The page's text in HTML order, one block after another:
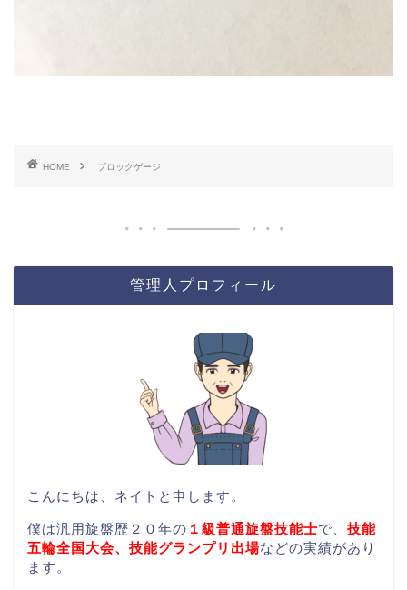
HOME ブロックゲージ
管理人プロフィール
こんにちは、ネイトと申します。
僕は汎用旋盤歴２０年の １級普通旋盤技能士で、 技能
五輪全国大会、技能グランプリ出場などの実績があり
ます。